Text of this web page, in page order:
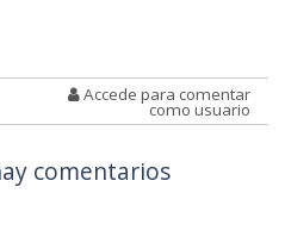
Accede para comentar
como usuario
comentarios